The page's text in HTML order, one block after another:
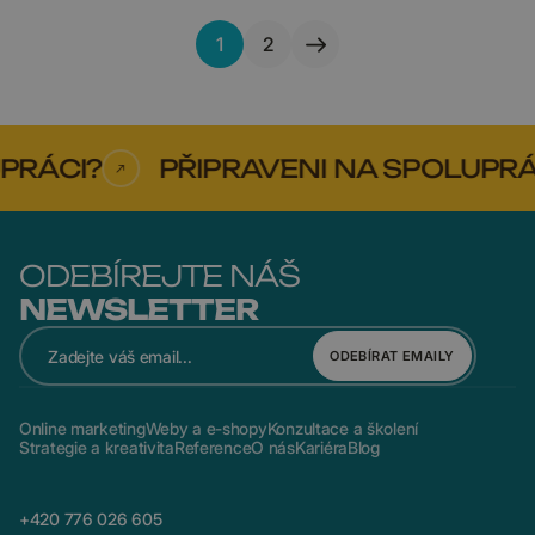
1 2
PŘIPRAVENI NA
ODEBÍREJTE NÁŠ
NEWSLETTER
ODEBÍRAT EMAILY
Online marketingWeby a e-shopyKonzultace a školení
Strategie a kreativitaReferenceO násKariéraBlog
+420 776 026 605